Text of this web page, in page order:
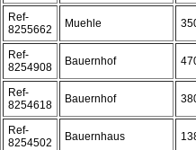
Ref-
8255662
Muehle
Ref-
8254908
Bauernhof
Ref-
8254618
Bauernhof
Ref-
8254502
Bauernhaus